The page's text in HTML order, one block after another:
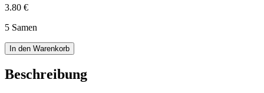
3.80 €
5 Samen
In den Warenkorb
Beschreibung